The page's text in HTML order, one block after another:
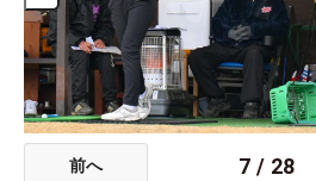
前へ 7 / 28